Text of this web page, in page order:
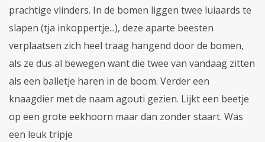
prachtige vlinders. In de bomen liggen twee luiaards te
slapen (tja inkoppertje...), deze aparte beesten
verplaatsen zich heel traag hangend door de bomen,
als ze dus al bewegen want die twee van vandaag zitten
als een balletje haren in de boom. Verder een
knaagdier met de naam agouti gezien. Lijkt een beetje
op een grote eekhoorn maar dan zonder staart. Was
een leuk tripje